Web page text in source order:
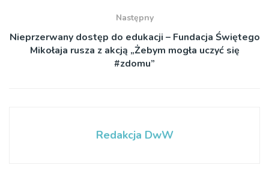
Następny
Nieprzerwany dostęp do edukacji – Fundacja Świętego
Mikołaja rusza z akcją „Żebym mogła uczyć się
#zdomu”
Redakcja DwW